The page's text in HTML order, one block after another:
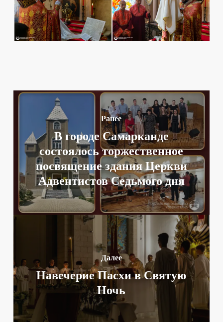
Ранее
В городе Самарканде
состоялось торжественное
посвящение здания Церкви
Адвентистов Седьмого дня
Далее
Навечерие Пасхи в Святую
Ночь